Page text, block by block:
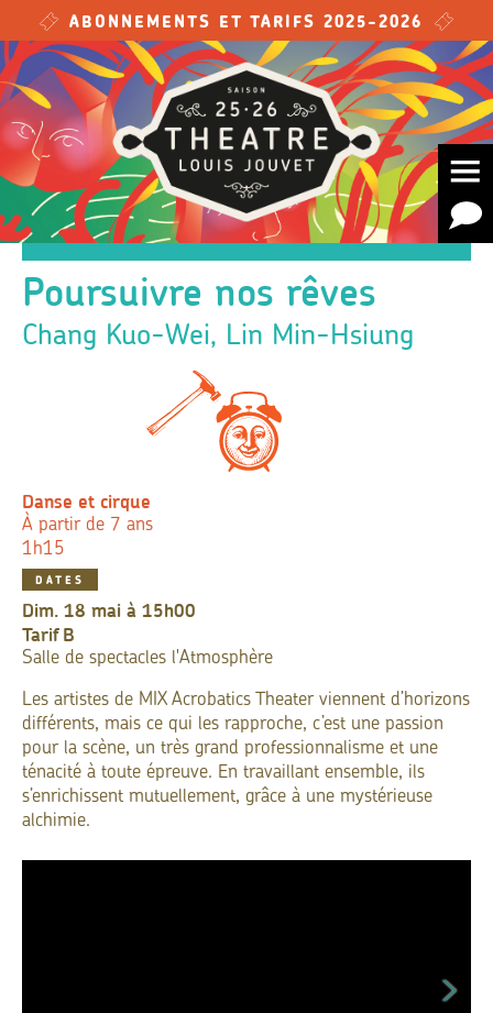
Skip to main content
ABONNEMENTS ET TARIFS 2025-2026
Poursuivre nos rêves
Chang Kuo-Wei, Lin Min-Hsiung
Danse et cirque
À partir de 7 ans
1h15
DATES
dim. 18 mai à 15h00
TarifB
Salle de spectacles l'Atmosphère
Les artistes de MIX Acrobatics Theater viennent d’horizons
différents, mais ce qui les rapproche, c’est une passion
pour la scène, un très grand professionnalisme et une
ténacité à toute épreuve. En travaillant ensemble, ils
s’enrichissent mutuellement, grâce à une mystérieuse
alchimie.